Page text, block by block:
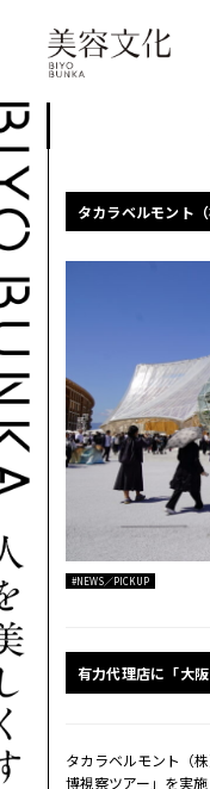
タカラベルモント
#NEWS／PICKUP
有力代理店に「大
タカラベルモント（
博視察ツアー」を実